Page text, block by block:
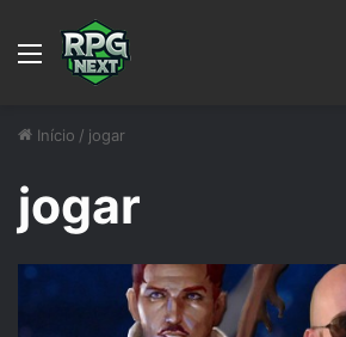
Menu
Início / jogar
jogar